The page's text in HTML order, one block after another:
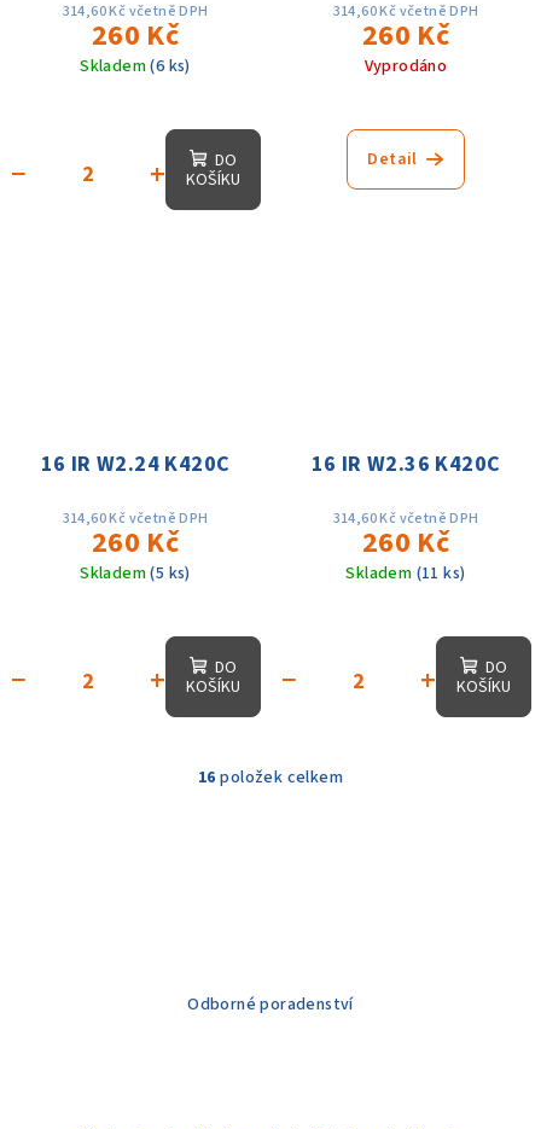
314,60 Kč včetně DPH
260 Kč
Skladem(6 ks)
+
−
DO
KOŠÍKU
314,60 Kč včetně DPH
260 Kč
Vyprodáno
Detail
16 IR W2.24 K420C
314,60 Kč včetně DPH
260 Kč
Skladem(5 ks)
+
−
DO
KOŠÍKU
16 IR W2.36 K420C
314,60 Kč včetně DPH
260 Kč
Skladem (11 ks)
+
−
DO
KOŠÍKU
O
p
16 položek celkem
Odborné poradenství